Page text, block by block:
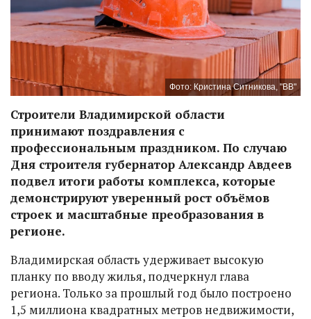
Фото: Кристина Ситникова, "ВВ"
Строители Владимирской области
принимают поздравления с
профессиональным праздником. По случаю
Дня строителя губернатор Александр Авдеев
подвел итоги работы комплекса, которые
демонстрируют уверенный рост объёмов
строек и масштабные преобразования в
регионе.
Владимирская область удерживает высокую
планку по вводу жилья, подчеркнул глава
региона. Только за прошлый год было построено
1,5 миллиона квадратных метров недвижимости,